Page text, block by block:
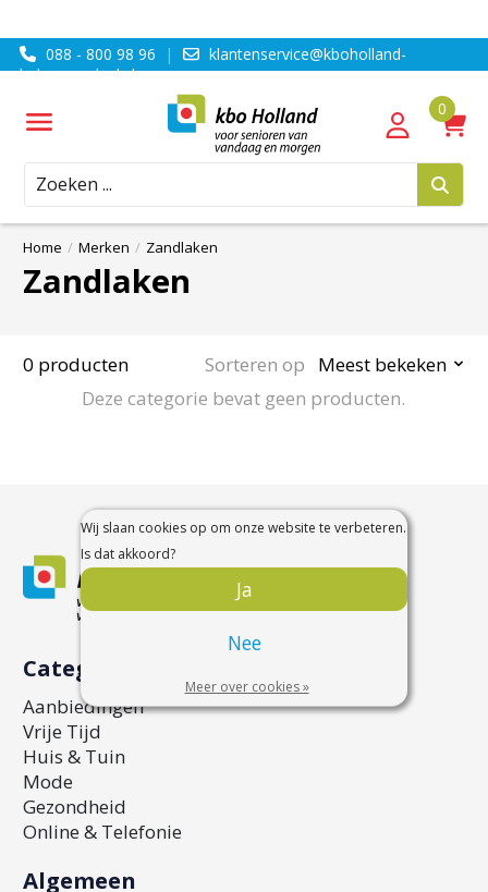
088 - 800 98 96 |
klantenservice@kboholland-
ledenvoordeel.nl
Zoeken
Home / Merken / Zandlaken
Zandlaken
0 producten Sorteren op
Meest bekeken
Deze categorie bevat geen producten.
Categorieën
Aanbiedingen
Vrije Tijd
Huis & Tuin
Mode
Gezondheid
Online & Telefonie
Algemeen
Wij slaan cookies op om onze website te verbeteren.
Is dat akkoord?
Ja
Nee
Meer over cookies »